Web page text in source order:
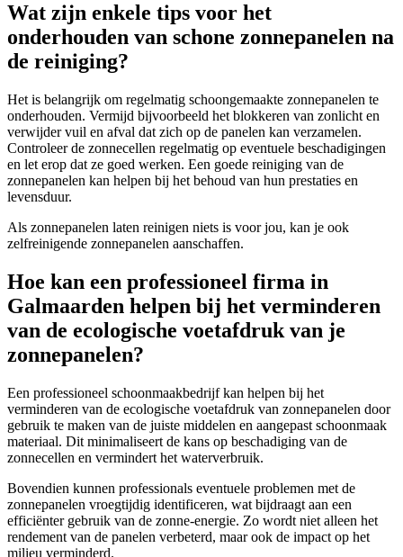
Wat zijn enkele tips voor het
onderhouden van schone zonnepanelen na
de reiniging?
Het is belangrijk om regelmatig schoongemaakte zonnepanelen te
onderhouden. Vermijd bijvoorbeeld het blokkeren van zonlicht en
verwijder vuil en afval dat zich op de panelen kan verzamelen.
Controleer de zonnecellen regelmatig op eventuele beschadigingen
en let erop dat ze goed werken. Een goede reiniging van de
zonnepanelen kan helpen bij het behoud van hun prestaties en
levensduur.
Als zonnepanelen laten reinigen niets is voor jou, kan je ook
zelfreinigende zonnepanelen aanschaffen.
Hoe kan een professioneel firma in
Galmaarden helpen bij het verminderen
van de ecologische voetafdruk van je
zonnepanelen?
Een professioneel schoonmaakbedrijf kan helpen bij het
verminderen van de ecologische voetafdruk van zonnepanelen door
gebruik te maken van de juiste middelen en aangepast schoonmaak
materiaal. Dit minimaliseert de kans op beschadiging van de
zonnecellen en vermindert het waterverbruik.
Bovendien kunnen professionals eventuele problemen met de
zonnepanelen vroegtijdig identificeren, wat bijdraagt aan een
efficiënter gebruik van de zonne-energie. Zo wordt niet alleen het
rendement van de panelen verbeterd, maar ook de impact op het
milieu verminderd.